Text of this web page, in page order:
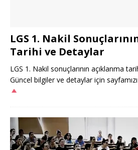
LGS 1. Nakil
Tarihi ve Detaylar
LGS 1. Nakil sonuçlarının açıklanma
Güncel bilgiler ve detaylar için